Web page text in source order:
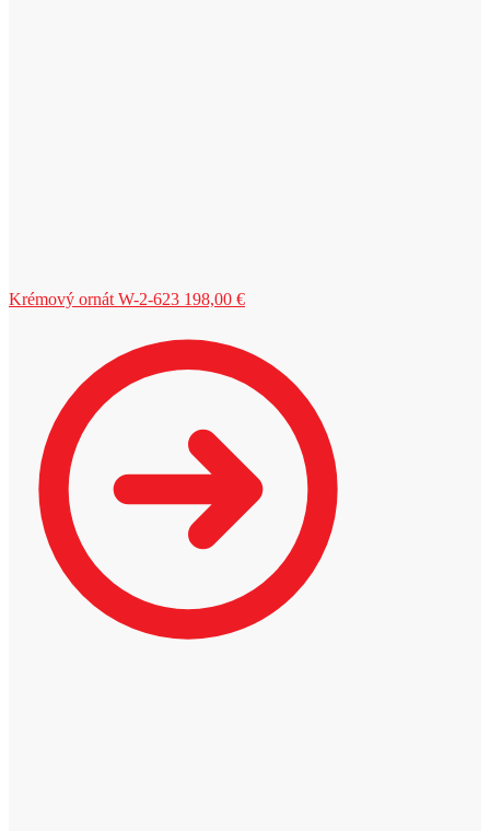
Krémový ornát W-2-623 198,00 €